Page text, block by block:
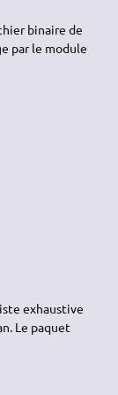
binaire de
par le module
exhaustive
Le paquet